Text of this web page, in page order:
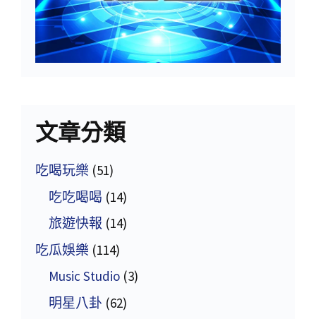
文章分類
吃喝玩樂 (51)
吃吃喝喝 (14)
旅遊快報 (14)
吃瓜娛樂 (114)
Music Studio (3)
明星八卦 (62)